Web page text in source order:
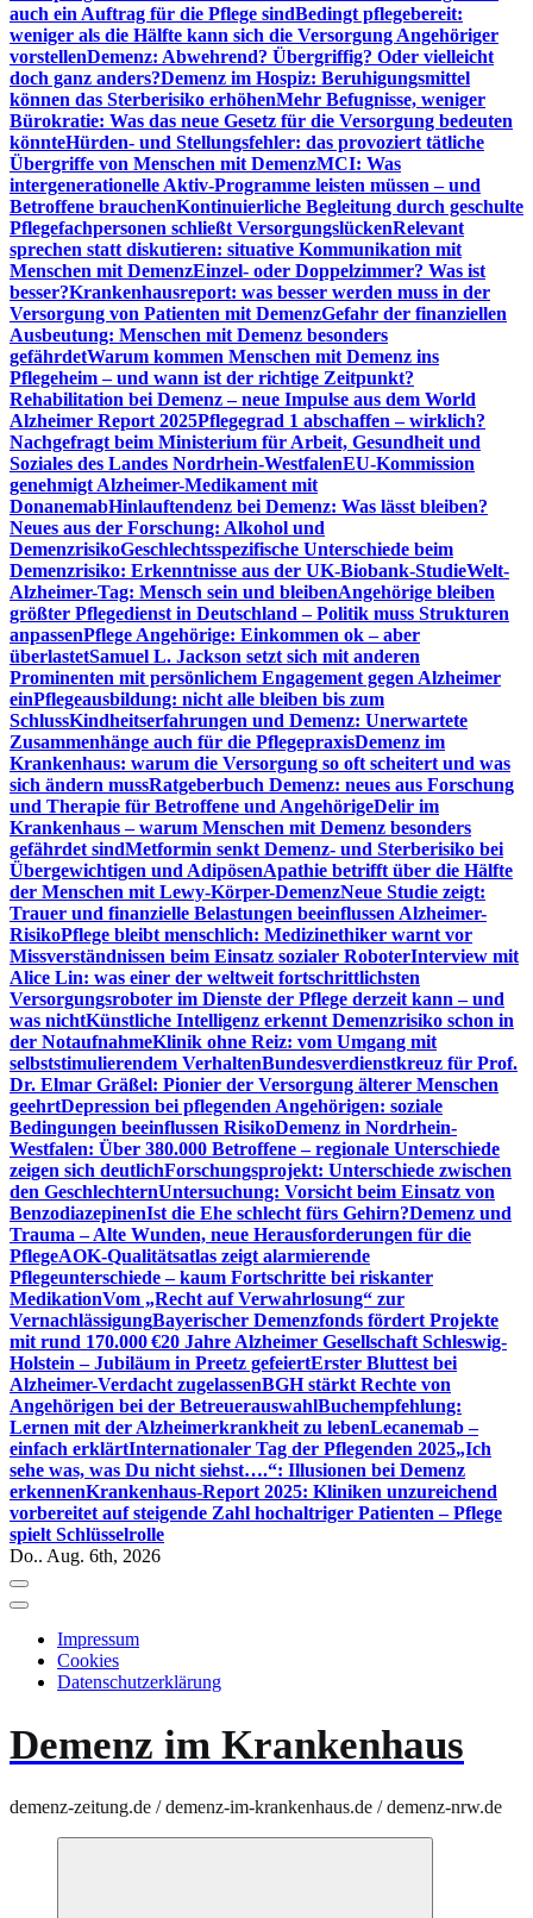
auch ein Auftrag für die Pflege sindBedingt pflegebereit:
weniger als die Hälfte kann sich die Versorgung Angehöriger
vorstellenDemenz: Abwehrend? Übergriffig? Oder vielleicht
doch ganz anders?Demenz im Hospiz: Beruhigungsmittel
können das Sterberisiko erhöhenMehr Befugnisse, weniger
Bürokratie: Was das neue Gesetz für die Versorgung bedeuten
könnteHürden- und Stellungsfehler: das provoziert tätliche
Übergriffe von Menschen mit DemenzMCI: Was
intergenerationelle Aktiv-Programme leisten müssen – und
Betroffene brauchenKontinuierliche Begleitung durch geschulte
Pflegefachpersonen schließt VersorgungslückenRelevant
sprechen statt diskutieren: situative Kommunikation mit
Menschen mit DemenzEinzel- oder Doppelzimmer? Was ist
besser?Krankenhausreport: was besser werden muss in der
Versorgung von Patienten mit DemenzGefahr der finanziellen
Ausbeutung: Menschen mit Demenz besonders
gefährdetWarum kommen Menschen mit Demenz ins
Pflegeheim – und wann ist der richtige Zeitpunkt?
Rehabilitation bei Demenz – neue Impulse aus dem World
Alzheimer Report 2025Pflegegrad 1 abschaffen – wirklich?
Nachgefragt beim Ministerium für Arbeit, Gesundheit und
Soziales des Landes Nordrhein-WestfalenEU-Kommission
genehmigt Alzheimer-Medikament mit
DonanemabHinlauftendenz bei Demenz: Was lässt bleiben?
Neues aus der Forschung: Alkohol und
DemenzrisikoGeschlechtsspezifische Unterschiede beim
Demenzrisiko: Erkenntnisse aus der UK-Biobank-StudieWelt-
Alzheimer-Tag: Mensch sein und bleibenAngehörige bleiben
größter Pflegedienst in Deutschland – Politik muss Strukturen
anpassenPflege Angehörige: Einkommen ok – aber
überlastetSamuel L. Jackson setzt sich mit anderen
Prominenten mit persönlichem Engagement gegen Alzheimer
einPflegeausbildung: nicht alle bleiben bis zum
SchlussKindheitserfahrungen und Demenz: Unerwartete
Zusammenhänge auch für die PflegepraxisDemenz im
Krankenhaus: warum die Versorgung so oft scheitert und was
sich ändern mussRatgeberbuch Demenz: neues aus Forschung
und Therapie für Betroffene und AngehörigeDelir im
Krankenhaus – warum Menschen mit Demenz besonders
gefährdet sindMetformin senkt Demenz- und Sterberisiko bei
Übergewichtigen und AdipösenApathie betrifft über die Hälfte
der Menschen mit Lewy-Körper-DemenzNeue Studie zeigt:
Trauer und finanzielle Belastungen beeinflussen Alzheimer-
RisikoPflege bleibt menschlich: Medizinethiker warnt vor
Missverständnissen beim Einsatz sozialer RoboterInterview mit
Alice Lin: was einer der weltweit fortschrittlichsten
Versorgungsroboter im Dienste der Pflege derzeit kann – und
was nichtKünstliche Intelligenz erkennt Demenzrisiko schon in
der NotaufnahmeKlinik ohne Reiz: vom Umgang mit
selbststimulierendem VerhaltenBundesverdienstkreuz für Prof.
Dr. Elmar Gräßel: Pionier der Versorgung älterer Menschen
geehrtDepression bei pflegenden Angehörigen: soziale
Bedingungen beeinflussen RisikoDemenz in Nordrhein-
Westfalen: Über 380.000 Betroffene – regionale Unterschiede
zeigen sich deutlichForschungsprojekt: Unterschiede zwischen
den GeschlechternUntersuchung: Vorsicht beim Einsatz von
BenzodiazepinenIst die Ehe schlecht fürs Gehirn?Demenz und
Trauma – Alte Wunden, neue Herausforderungen für die
PflegeAOK-Qualitätsatlas zeigt alarmierende
Pflegeunterschiede – kaum Fortschritte bei riskanter
MedikationVom „Recht auf Verwahrlosung“ zur
VernachlässigungBayerischer Demenzfonds fördert Projekte
mit rund 170.000 €20 Jahre Alzheimer Gesellschaft Schleswig-
Holstein – Jubiläum in Preetz gefeiertErster Bluttest bei
Alzheimer-Verdacht zugelassenBGH stärkt Rechte von
Angehörigen bei der BetreuerauswahlBuchempfehlung:
Lernen mit der Alzheimerkrankheit zu lebenLecanemab –
einfach erklärtInternationaler Tag der Pflegenden 2025„Ich
sehe was, was Du nicht siehst….“: Illusionen bei Demenz
erkennenKrankenhaus-Report 2025: Kliniken unzureichend
vorbereitet auf steigende Zahl hochaltriger Patienten – Pflege
spielt Schlüsselrolle
Do.. Aug. 6th, 2026
Impressum
Cookies
Datenschutzerklärung
Demenz im Krankenhaus
demenz-zeitung.de / demenz-im-krankenhaus.de / demenz-nrw.de